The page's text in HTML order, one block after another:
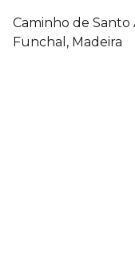
Caminho de Santo
Funchal, Madeira